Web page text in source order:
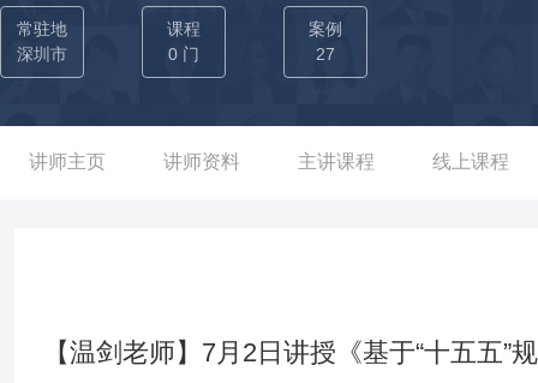
入超5亿美金： 【01】-南部非洲地区部、西欧地区部：组建南非
年度规划，带领团队超额完成销售目标，实现： ——实现南非团
多国家智能网项目，促使南部非洲智能网市占率80%，让华为成
次组织市场营销活动，实现： ——America Movil系统部订货量达
尔瓦多、玻利维亚和巴拉圭CBS项目（1500万美金）； ——拉美
NE B2B云项目（300万美金）； ——印尼Indosat vEPC项目（
常驻地
深圳市
课程
0 门
案例
27
讲师主页 讲师资料 主讲课程 线上课程
【温剑老师】7月2日讲授《基于“十五五